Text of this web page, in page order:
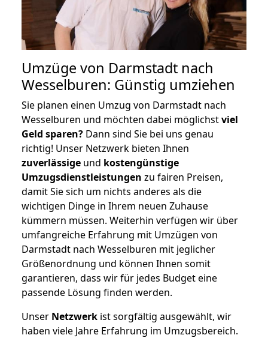
Umzüge von Darmstadt nach
Wesselburen: Günstig umziehen
Sie planen einen Umzug von Darmstadt nach
Wesselburen und möchten dabei möglichstviel
Geld sparen? Dann sind Sie bei uns genau
richtig! Unser Netzwerk bieten Ihnen
zuverlässige und kostengünstige
Umzugsdienstleistungen zu fairen Preisen,
damit Sie sich um nichts anderes als die
wichtigen Dinge in Ihrem neuen Zuhause
kümmern müssen. Weiterhin verfügen wir über
umfangreiche Erfahrung mit Umzügen von
Darmstadt nach Wesselburen mit jeglicher
Größenordnung und können Ihnen somit
garantieren, dass wir für jedes Budget eine
passende Lösung finden werden.
Unser Netzwerk ist sorgfältig ausgewählt, wir
haben viele Jahre Erfahrung im Umzugsbereich.